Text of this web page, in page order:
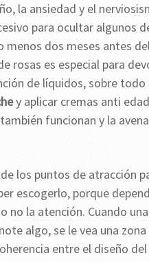
la ansiedad y el
para ocultar algunos
menos dos meses antes
rosas es especial para
de líquidos, sobre
y aplicar cremas anti
funcionan y la
los puntos de atracción
escogerlo, porque
no la atención. Cuando
algo, se le vea una
entre el diseño